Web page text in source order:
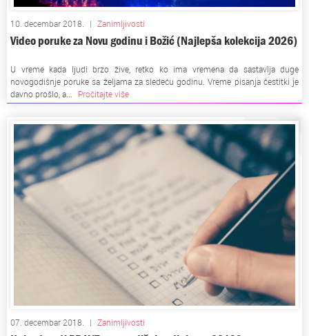
10. decembar 2018. | Zanimljivosti
Video poruke za Novu godinu i Božić (Najlepša kolekcija 2026)
U vreme kada ljudi brzo žive, retko ko ima vremena da sastavlja duge
novogodišnje poruke sa željama za sledeću godinu. Vreme pisanja čestitki je
davno prošlo, a...
Pročitajte više
07. decembar 2018. | Zanimljivosti